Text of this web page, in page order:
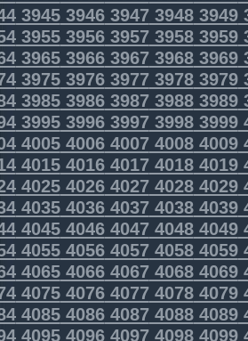
39453946394739483949
39553956395739583959
39653966396739683969
39753976397739783979
39853986398739883989
39953996399739983999
40054006400740084009
40154016401740184019
40254026402740284029
40354036403740384039
40454046404740484049
40554056405740584059
40654066406740684069
40754076407740784079
40854086408740884089
40954096409740984099